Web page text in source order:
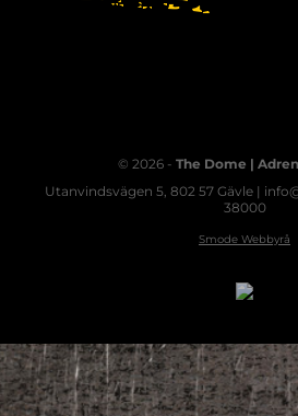
© 2026 - The Dome |
Utanvindsvägen 5, 802 57 Gävle |
38000
Smode Webbyrå